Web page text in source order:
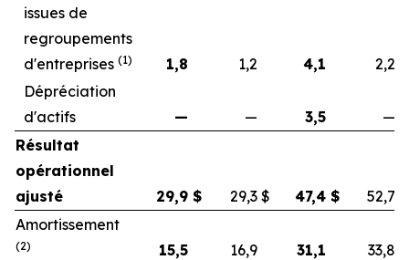
issues de
regroupements
d'entreprises (1) 1,8 1,2 4,1
2,2
Dépréciation
d'actifs
— — 3,5
—
Résultat
opérationnel
ajusté
29,9 $ 29,3 $ 47,4 $ 52,7
Amortissement
(2) 15,5 16,9 31,1
33,8